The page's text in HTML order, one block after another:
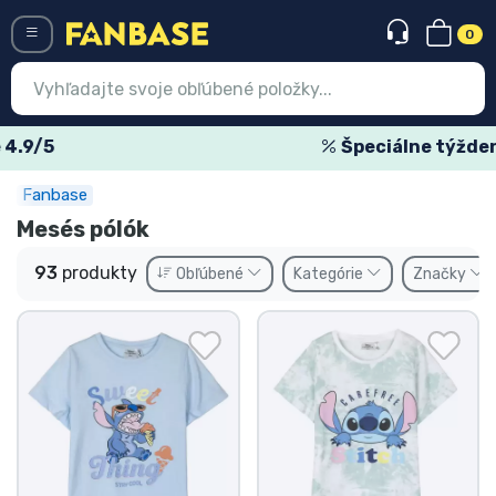
0
Špeciálne týždenné ponuky
Fanbase
Mesés pólók
93 produkty Obľúbené Kategórie Značky
Menü
Akcie
Expresná preprava
Predobjednávky
Outlet produkty